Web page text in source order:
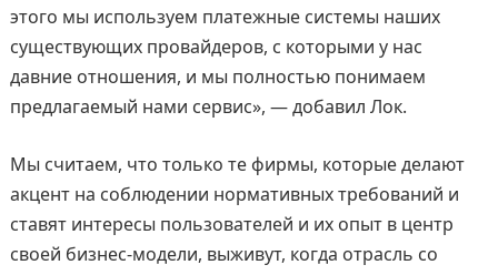
этого мы используем платежные системы наших
существующих провайдеров, с которыми у нас
давние отношения, и мы полностью понимаем
предлагаемый нами сервис», — добавил Лок.
Мы считаем, что только те фирмы, которые делают
акцент на соблюдении нормативных требований и
ставят интересы пользователей и их опыт в центр
своей бизнес-модели, выживут, когда отрасль со